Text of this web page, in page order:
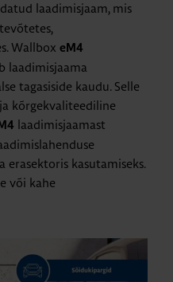
laadimisjaam, mis
Wallbox eM4
laadimisjaama
tagasiside kaudu. Selle
kõrgekvaliteediline
laadimisjaamast
erasektoris kasutamiseks.
või kahe